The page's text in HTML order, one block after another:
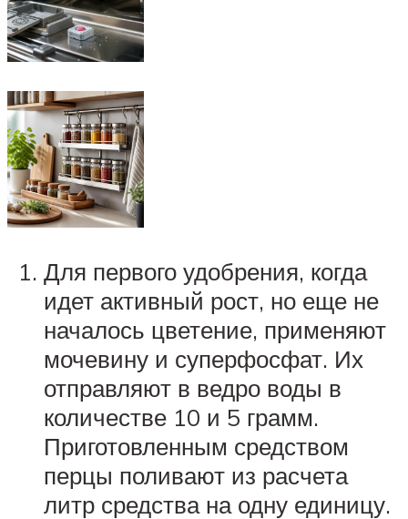
Для первого удобрения, когда
идет активный рост, но еще не
началось цветение, применяют
мочевину и суперфосфат. Их
отправляют в ведро воды в
количестве 10 и 5 грамм.
Приготовленным средством
перцы поливают из расчета
литр средства на одну единицу.